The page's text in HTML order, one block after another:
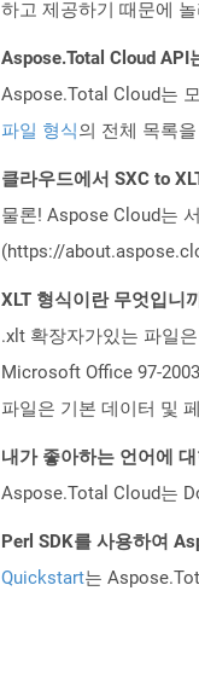
하고 제공하기 때문에
Aspose.Total Cloud API
Aspose.Total Cloud는
파일 형식의 전체 목록
클라우드에서 SXC to
물론! Aspose Cloud는
(https://
XLT 형식이란 무엇입니
.xlt 확장자가있는 파일
Microsoft Office 97-
파일은 기본 데이터 및
내가 좋아하는 언어에
Aspose.Total Cloud는
Perl SDK를 사용하여
Quickstart는